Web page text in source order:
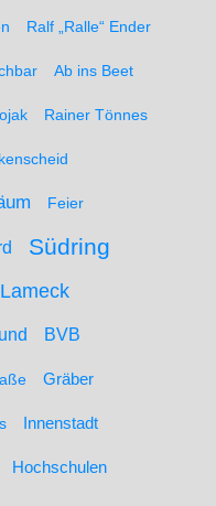
Ralf „Ralle“ Ender
Ab ins Beet
Rainer Tönnes
Feier
Südring
BVB
Gräber
Innenstadt
Hochschulen